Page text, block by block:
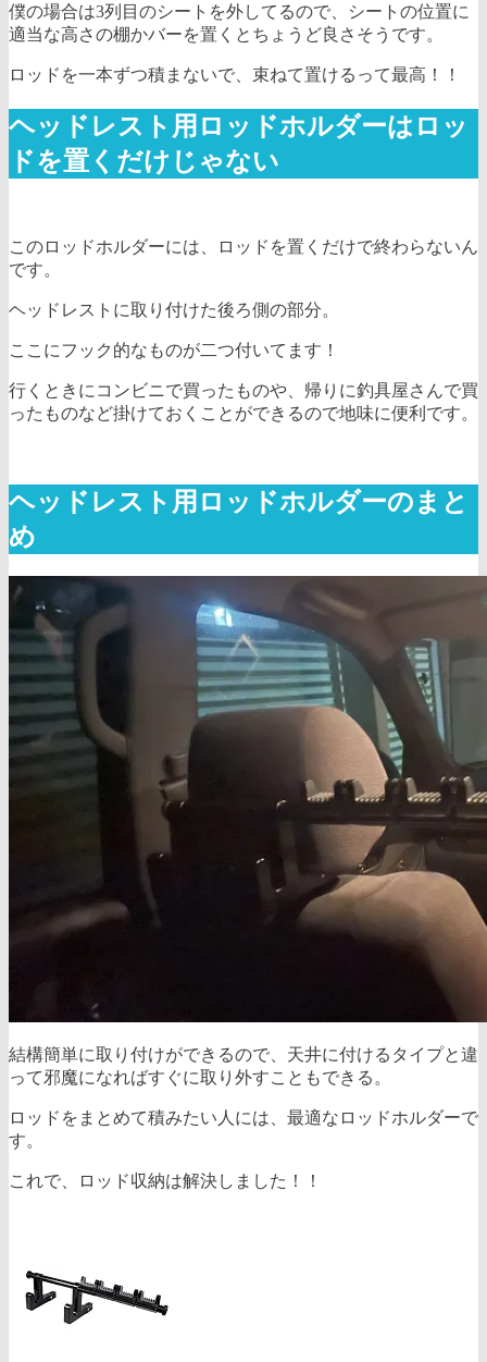
僕の場合は3列目のシートを外してるので、シートの位置に
適当な高さの棚かバーを置くとちょうど良さそうです。
ロッドを一本ずつ積まないで、束ねて置けるって最高！！
ヘッドレスト用ロッドホルダーはロッ
ドを置くだけじゃない
このロッドホルダーには、ロッドを置くだけで終わらないん
です。
ヘッドレストに取り付けた後ろ側の部分。
ここにフック的なものが二つ付いてます！
行くときにコンビニで買ったものや、帰りに釣具屋さんで買
ったものなど掛けておくことができるので地味に便利です。
ヘッドレスト用ロッドホルダーのまと
め
結構簡単に取り付けができるので、天井に付けるタイプと違
って邪魔になればすぐに取り外すこともできる。
ロッドをまとめて積みたい人には、最適なロッドホルダーで
す。
これで、ロッド収納は解決しました！！